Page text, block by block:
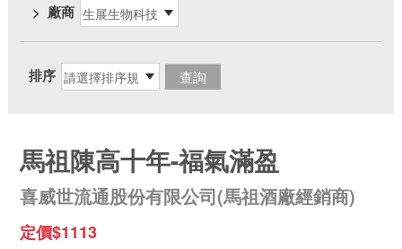
> 廠商
排序
馬祖陳高十年-福氣滿盈
喜威世流通股份有限公司(馬祖酒廠經銷商)
定價$1113